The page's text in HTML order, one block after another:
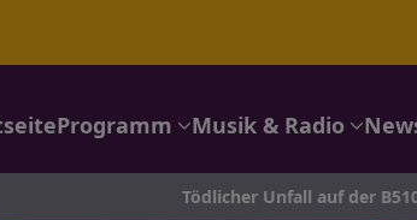
Programm Musik & Radio
Tödlicher Unfall auf der B510: 24-Jähriger